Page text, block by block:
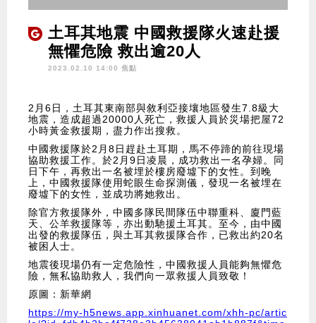
土耳其地震 中國救援隊火速赴援
無懼危險 救出逾20人
2023.02.10 14:00 焦點
2月6日，土耳其東南部與敘利亞接壤地區發生7.8級大
地震，造成超過20000人死亡，救援人員於災場把屋72
小時黃金救援期，盡力作出搜救。
中國救援隊於2月8日趕赴土耳期，馬不停蹄的前往現場
協助救援工作。於2月9日凌晨，成功救出一名孕婦。同
日下午，再救出一名被埋於樓房廢墟下的女性。到晚
上，中國救援隊使用蛇眼生命探測儀，發現一名被埋在
廢墟下的女性，並成功將她救出。
除官方救援隊外，中國多隊民間隊伍中聯重科、廈門藍
天、公羊救援隊等，亦出動馳援土耳其。至今，由中國
出發的救援隊伍，與土耳其救援隊合作，已救出約20名
被困人士。
地震後現場仍有一定危險性，中國救援人員能夠無懼危
險，無私協助救人，我們向一眾救援人員致敬！
原圖：新華網
https://my-h5news.app.xinhuanet.com/xhh-pc/artic